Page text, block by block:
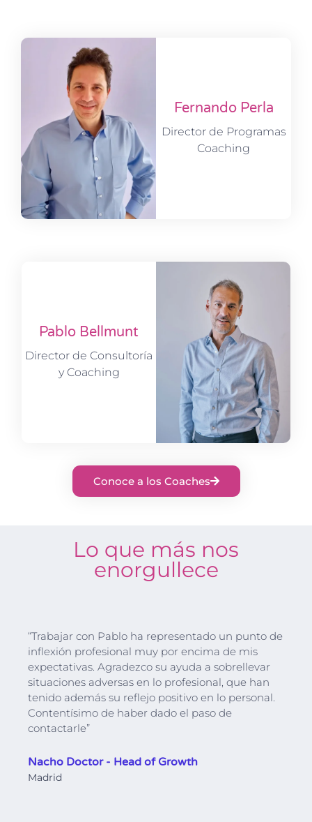
Pablo Bellmunt
Director de Consultoría
y Coaching
Fernando Perla
Director de Programas
Coaching
Conoce a los Coaches
Lo que más nos
enorgullece
“Trabajar con Pablo ha representado un punto de
inflexión profesional muy por encima de mis
expectativas. Agradezco su ayuda a sobrellevar
situaciones adversas en lo profesional, que han
tenido además su reflejo positivo en lo personal.
Contentísimo de haber dado el paso de
contactarle”
Nacho Doctor - Head of Growth
Madrid